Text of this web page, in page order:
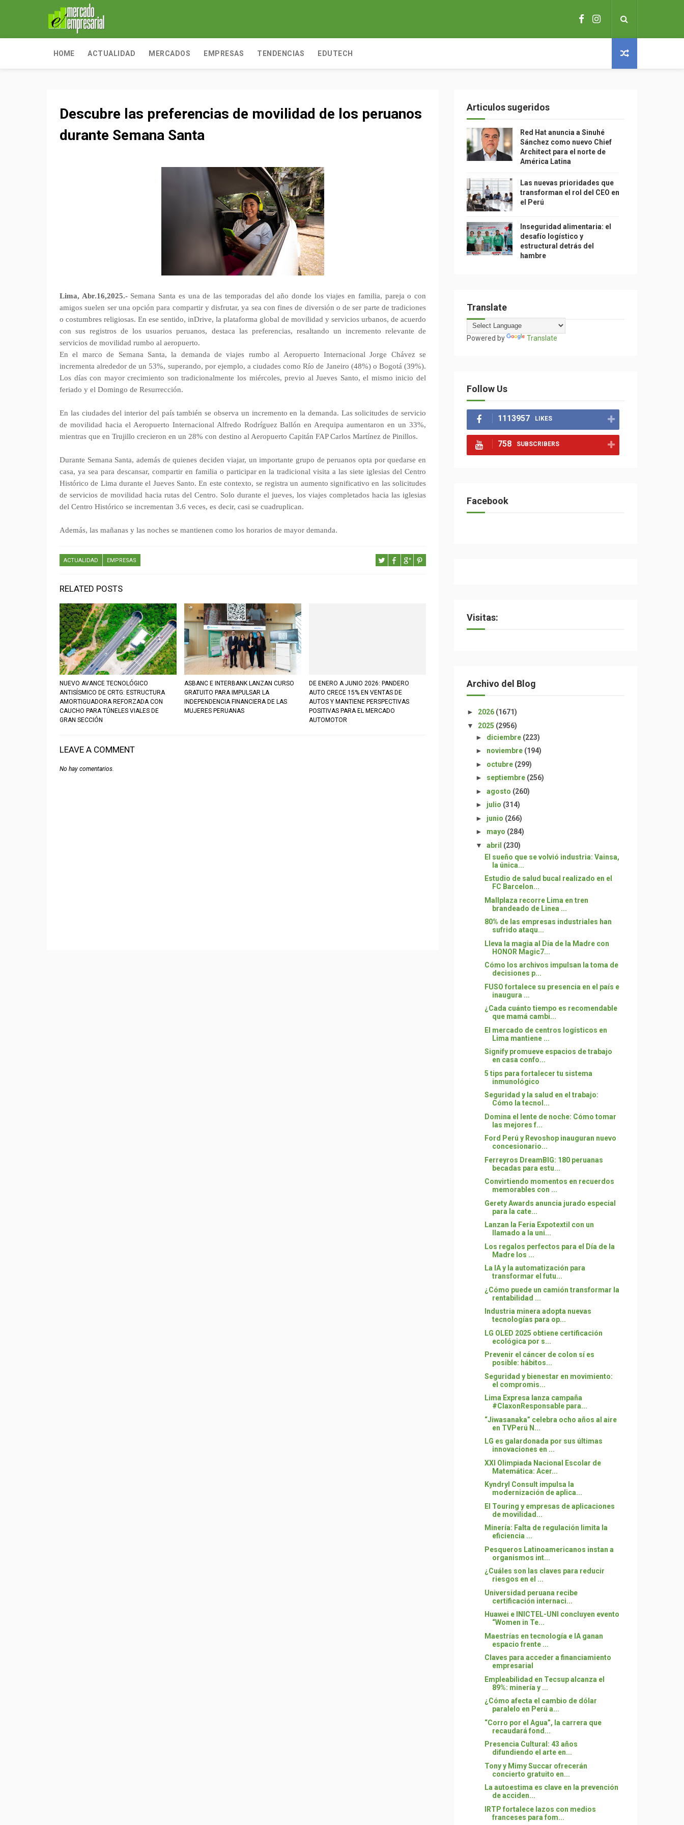
HOME ACTUALIDAD MERCADOS EMPRESAS TENDENCIAS EDUTECH
Descubre las preferencias de movilidad de los peruanos
durante Semana Santa
Lima, Abr.16,2025.- Semana Santa es una de las temporadas del año donde los viajes en familia, pareja o con
amigos suelen ser una opción para compartir y disfrutar, ya sea con fines de diversión o de ser parte de tradiciones
o costumbres religiosas. En ese sentido, inDrive, la plataforma global de movilidad y servicios urbanos, de acuerdo
con sus registros de los usuarios peruanos, destaca las preferencias, resaltando un incremento relevante de
servicios de movilidad rumbo al aeropuerto.
En el marco de Semana Santa, la demanda de viajes rumbo al Aeropuerto Internacional Jorge Chávez se
incrementa alrededor de un 53%, superando, por ejemplo, a ciudades como Río de Janeiro (48%) o Bogotá (39%).
Los días con mayor crecimiento son tradicionalmente los miércoles, previo al Jueves Santo, el mismo inicio del
feriado y el Domingo de Resurrección.
En las ciudades del interior del país también se observa un incremento en la demanda. Las solicitudes de servicio
de movilidad hacia el Aeropuerto Internacional Alfredo Rodríguez Ballón en Arequipa aumentaron en un 33%,
mientras que en Trujillo crecieron en un 28% con destino al Aeropuerto Capitán FAP Carlos Martínez de Pinillos.
Durante Semana Santa, además de quienes deciden viajar, un importante grupo de peruanos opta por quedarse en
casa, ya sea para descansar, compartir en familia o participar en la tradicional visita a las siete iglesias del Centro
Histórico de Lima durante el Jueves Santo. En este contexto, se registra un aumento significativo en las solicitudes
de servicios de movilidad hacia rutas del Centro. Solo durante el jueves, los viajes completados hacia las iglesias
del Centro Histórico se incrementan 3.6 veces, es decir, casi se cuadruplican.
Además, las mañanas y las noches se mantienen como los horarios de mayor demanda.
ACTUALIDAD EMPRESAS
RELATED POSTS
NUEVO AVANCE TECNOLÓGICO
ANTISÍSMICO DE CRTG: ESTRUCTURA
AMORTIGUADORA REFORZADA CON
CAUCHO PARA TÚNELES VIALES DE
GRAN SECCIÓN
ASBANC E INTERBANK LANZAN CURSO
GRATUITO PARA IMPULSAR LA
INDEPENDENCIA FINANCIERA DE LAS
MUJERES PERUANAS
DE ENERO A JUNIO 2026: PANDERO
AUTO CRECE 15% EN VENTAS DE
AUTOS Y MANTIENE PERSPECTIVAS
POSITIVAS PARA EL MERCADO
AUTOMOTOR
LEAVE A COMMENT
No hay comentarios.
Articulos sugeridos
Red Hat anuncia a Sinuhé
Sánchez como nuevo Chief
Architect para el norte de
América Latina
Las nuevas prioridades que
transforman el rol del CEO en
el Perú
Inseguridad alimentaria: el
desafío logístico y
estructural detrás del
hambre
Translate
Powered by Translate
Follow Us
1113957 LIKES
758 SUBSCRIBERS
Facebook
Visitas:
Archivo del Blog
► 2026 (1671)
▼ 2025 (2956)
► diciembre (223)
► noviembre (194)
► octubre (299)
► septiembre (256)
► agosto (260)
► julio (314)
► junio (266)
► mayo (284)
▼ abril (230)
El sueño que se volvió industria: Vainsa,
la única...
Estudio de salud bucal realizado en el
FC Barcelon...
Mallplaza recorre Lima en tren
brandeado de Linea ...
80% de las empresas industriales han
sufrido ataqu...
Lleva la magia al Día de la Madre con
HONOR Magic7...
Cómo los archivos impulsan la toma de
decisiones p...
FUSO fortalece su presencia en el país e
inaugura ...
¿Cada cuánto tiempo es recomendable
que mamá cambi...
El mercado de centros logísticos en
Lima mantiene ...
Signify promueve espacios de trabajo
en casa confo...
5 tips para fortalecer tu sistema
inmunológico
Seguridad y la salud en el trabajo:
Cómo la tecnol...
Domina el lente de noche: Cómo tomar
las mejores f...
Ford Perú y Revoshop inauguran nuevo
concesionario...
Ferreyros DreamBIG: 180 peruanas
becadas para estu...
Convirtiendo momentos en recuerdos
memorables con ...
Gerety Awards anuncia jurado especial
para la cate...
Lanzan la Feria Expotextil con un
llamado a la uni...
Los regalos perfectos para el Día de la
Madre los ...
La IA y la automatización para
transformar el futu...
¿Cómo puede un camión transformar la
rentabilidad ...
Industria minera adopta nuevas
tecnologías para op...
LG OLED 2025 obtiene certificación
ecológica por s...
Prevenir el cáncer de colon sí es
posible: hábitos...
Seguridad y bienestar en movimiento:
el compromis...
Lima Expresa lanza campaña
#ClaxonResponsable para...
“Jiwasanaka” celebra ocho años al aire
en TVPerú N...
LG es galardonada por sus últimas
innovaciones en ...
XXI Olimpiada Nacional Escolar de
Matemática: Acer...
Kyndryl Consult impulsa la
modernización de aplica...
El Touring y empresas de aplicaciones
de movilidad...
Minería: Falta de regulación limita la
eficiencia ...
Pesqueros Latinoamericanos instan a
organismos int...
¿Cuáles son las claves para reducir
riesgos en el ...
Universidad peruana recibe
certificación internaci...
Huawei e INICTEL-UNI concluyen evento
“Women in Te...
Maestrías en tecnología e IA ganan
espacio frente ...
Claves para acceder a financiamiento
empresarial
Empleabilidad en Tecsup alcanza el
89%: minería y ...
¿Cómo afecta el cambio de dólar
paralelo en Perú a...
“Corro por el Agua”, la carrera que
recaudará fond...
Presencia Cultural: 43 años
difundiendo el arte en...
Tony y Mimy Succar ofrecerán
concierto gratuito en...
La autoestima es clave en la prevención
de acciden...
IRTP fortalece lazos con medios
franceses para fom...